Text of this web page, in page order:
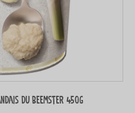
du Beemster 450g